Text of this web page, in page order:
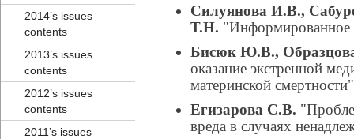
2014’s issues
contents
2013’s issues
contents
2012’s issues
contents
2011’s issues
Силуянова И.В.,
Т.Н. "Информированное
Бисюк Ю.В.,
оказание экстренной
материнской смертности"
Егизарова С.В.
вреда в случаях